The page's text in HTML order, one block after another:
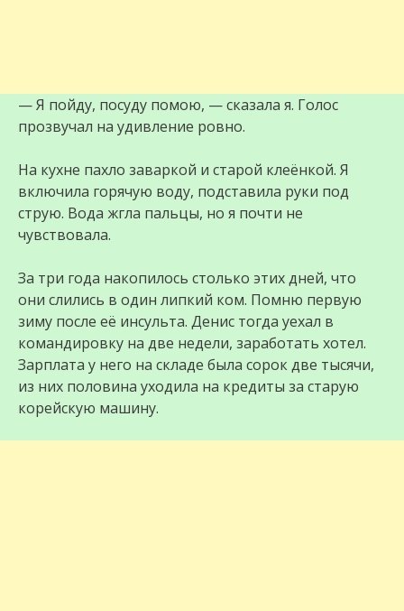
— Я пойду, посуду помою, — сказала я. Голос
прозвучал на удивление ровно.
На кухне пахло заваркой и старой клеёнкой. Я
включила горячую воду, подставила руки под
струю. Вода жгла пальцы, но я почти не
чувствовала.
За три года накопилось столько этих дней, что
они слились в один липкий ком. Помню первую
зиму после её инсульта. Денис тогда уехал в
командировку на две недели, заработать хотел.
Зарплата у него на складе была сорок две тысячи,
из них половина уходила на кредиты за старую
корейскую машину.